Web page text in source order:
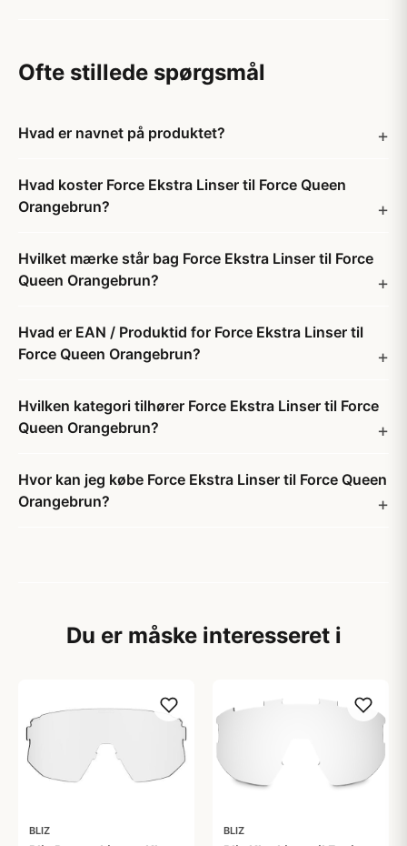
Ofte stillede spørgsmål
Hvad er navnet på produktet?
Hvad koster Force Ekstra Linser til Force Queen
Orangebrun?
Hvilket mærke står bag Force Ekstra Linser til Force
Queen Orangebrun?
Hvad er EAN / Produktid for Force Ekstra Linser til
Force Queen Orangebrun?
Hvilken kategori tilhører Force Ekstra Linser til Force
Queen Orangebrun?
Hvor kan jeg købe Force Ekstra Linser til Force Queen
Orangebrun?
Du er måske interesseret i
BLIZ BLIZ